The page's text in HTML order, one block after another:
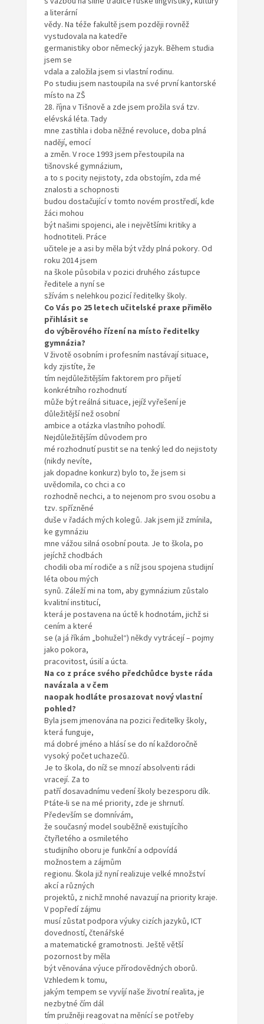
a literární
vědy. Na téže fakultě jsem později rovněž
vystudovala na katedře
germanistiky obor německý jazyk. Během studia
jsem se
vdala a založila jsem si vlastní rodinu.
Po studiu jsem nastoupila na své první kantorské
místo na ZŠ
28. října v Tišnově a zde jsem prožila svá tzv.
elévská léta. Tady
mne zastihla i doba něžné revoluce, doba plná
nadějí, emocí
a změn. V roce 1993 jsem přestoupila na
tišnovské gymnázium,
a to s pocity nejistoty, zda obstojím, zda mé
znalosti a schopnosti
budou dostačující v tomto novém prostředí, kde
žáci mohou
být našimi spojenci, ale i největšími kritiky a
hodnotiteli. Práce
učitele je a asi by měla být vždy plná pokory. Od
roku 2014 jsem
na škole působila v pozici druhého zástupce
ředitele a nyní se
sžívám s nelehkou pozicí ředitelky školy.
Co Vás po 25 letech učitelské praxe přimělo
přihlásit se
do výběrového řízení na místo ředitelky
gymnázia?
V životě osobním i profesním nastávají situace,
kdy zjistíte, že
tím nejdůležitějším faktorem pro přijetí
konkrétního rozhodnutí
může být reálná situace, jejíž vyřešení je
důležitější než osobní
ambice a otázka vlastního pohodlí.
Nejdůležitějším důvodem pro
mé rozhodnutí pustit se na tenký led do nejistoty
(nikdy nevíte,
jak dopadne konkurz) bylo to, že jsem si
uvědomila, co chci a co
rozhodně nechci, a to nejenom pro svou osobu a
tzv. spřízněné
duše v řadách mých kolegů. Jak jsem již zmínila,
ke gymnáziu
mne vážou silná osobní pouta. Je to škola, po
jejíchž chodbách
chodili oba mí rodiče a s níž jsou spojena studijní
léta obou mých
synů. Záleží mi na tom, aby gymnázium zůstalo
kvalitní institucí,
která je postavena na úctě k hodnotám, jichž si
cením a které
se (a já říkám „bohužel“) někdy vytrácejí – pojmy
jako pokora,
pracovitost, úsilí a úcta.
Na co z práce svého předchůdce byste ráda
navázala a v čem
naopak hodláte prosazovat nový vlastní
pohled?
Byla jsem jmenována na pozici ředitelky školy,
která funguje,
má dobré jméno a hlásí se do ní každoročně
vysoký počet uchazečů.
Je to škola, do níž se mnozí absolventi rádi
vracejí. Za to
patří dosavadnímu vedení školy bezesporu dík.
Ptáte-li se na mé priority, zde je shrnutí.
Především se domnívám,
že současný model souběžně existujícího
čtyřletého a osmiletého
studijního oboru je funkční a odpovídá
možnostem a zájmům
regionu. Škola již nyní realizuje velké množství
akcí a různých
projektů, z nichž mnohé navazují na priority kraje.
V popředí zájmu
musí zůstat podpora výuky cizích jazyků, ICT
dovedností, čtenářské
a matematické gramotnosti. Ještě větší
pozornost by měla
být věnována výuce přírodovědných oborů.
Vzhledem k tomu,
jakým tempem se vyvíjí naše životní realita, je
nezbytné čím dál
tím pružněji reagovat na měnící se potřeby